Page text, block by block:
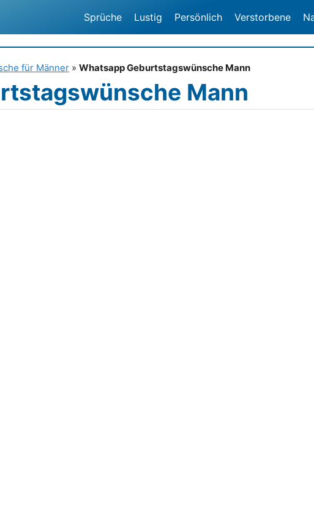
Sprüche Lustig Persönlich Verstorbene
für Männer » Whatsapp Geburtstagswünsche Mann
Mann